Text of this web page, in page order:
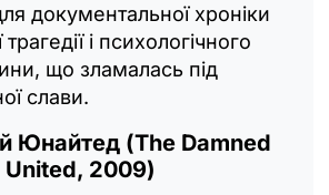
документальної хроніки
і психологічного
що зламалась під
слави.
Юнайтед (The Damned
United, 2009)